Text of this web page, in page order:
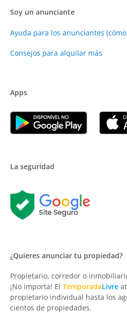
Soy un anunciante
Ayuda para los anunciantes
Consejos para alquilar más
Apps
La seguridad
¿Quieres anunciar tu propiedad?
Propietario, corredor o
¡No importa! El TemporadaLivre
propietario individual hasta los
cientos de propiedades.